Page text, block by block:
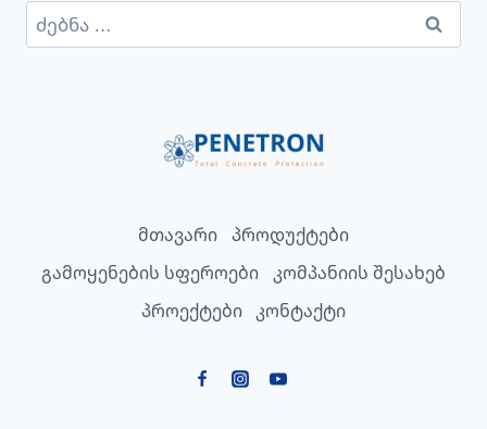
ძებნა:
მთავარი პროდუქტები
გამოყენების სფეროები კომპანიის შესახებ
პროექტები კონტაქტი